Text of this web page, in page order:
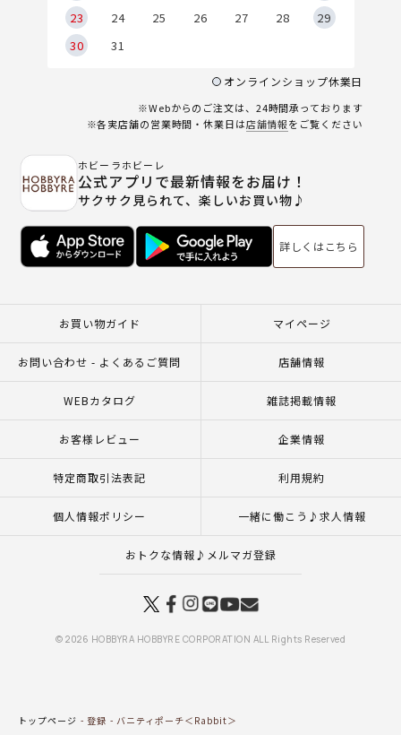
23
24 25 26 27 28
29
30
31
オンラインショップ休業日
※Webからのご注文は、24時間承っております
※各実店舗の営業時間・休業日は店舗情報をご覧ください
ホビーラホビーレ
公式アプリで最新情報をお届け！
サクサク見られて、楽しいお買い物♪
詳しくはこちら
お買い物ガイド マイページ
お問い合わせ - よくあるご質問 店舗情報
WEBカタログ 雑誌掲載情報
お客様レビュー 企業情報
特定商取引法表記 利用規約
個人情報ポリシー 一緒に働こう♪求人情報
おトクな情報♪メルマガ登録
© 2026 HOBBYRA HOBBYRE CORPORATION ALL Rights Reserved
トップページ 登録
バニティポーチ＜Rabbit＞